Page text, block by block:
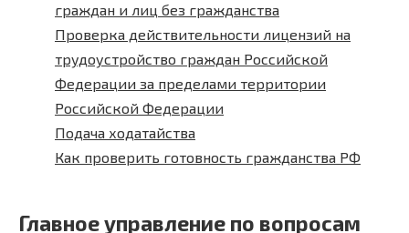
граждан и лиц без гражданства
Проверка действительности лицензий на
трудоустройство граждан Российской
Федерации за пределами территории
Российской Федерации
Подача ходатайства
Как проверить готовность гражданства РФ
Главное управление по вопросам